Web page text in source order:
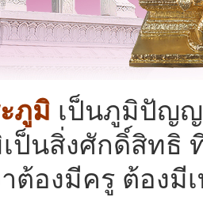
ภูมิ เป็นภูมิปัญญ
ป็นสิ่งศักดิ์สิทธิ
ต้องมีครู ต้องมี